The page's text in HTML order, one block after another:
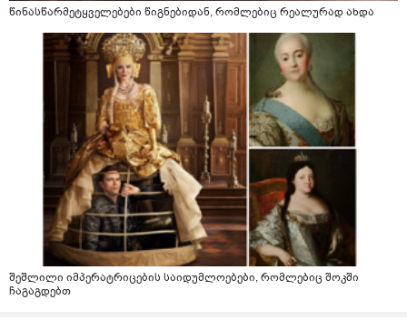
წინასწარმეტყველებები წიგნებიდან, რომლებიც რეალურად ახდა
შეშლილი იმპერატრიცების საიდუმლოებები, რომლებიც შოკში
ჩაგაგდებთ